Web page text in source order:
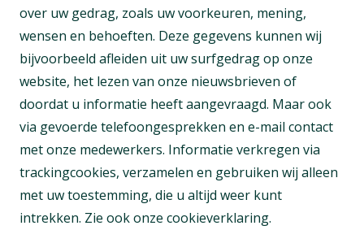
over uw gedrag, zoals uw voorkeuren, mening,
wensen en behoeften. Deze gegevens kunnen wij
bijvoorbeeld afleiden uit uw surfgedrag op onze
website, het lezen van onze nieuwsbrieven of
doordat u informatie heeft aangevraagd. Maar ook
via gevoerde telefoongesprekken en e-mail contact
met onze medewerkers. Informatie verkregen via
trackingcookies, verzamelen en gebruiken wij alleen
met uw toestemming, die u altijd weer kunt
intrekken. Zie ook onze cookieverklaring.